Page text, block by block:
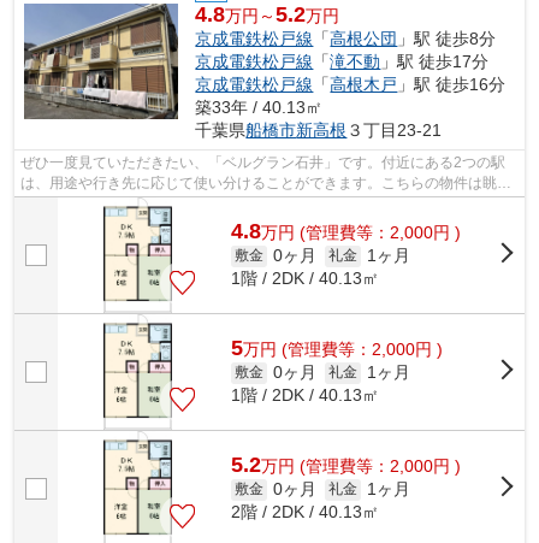
4.8万円～5.2万円
京成電鉄松戸線 「高根公団 」駅 徒歩8分
京成電鉄松戸線 「滝不動 」駅 徒歩17分
京成電鉄松戸線 「高根木戸 」駅 徒歩16分
築33年 / 40.13㎡
千葉県船橋市新高根 ３丁目23-21
ぜひ一度見ていただきたい、「ベルグラン石井」です。付近にある2つの駅
は、用途や行き先に応じて使い分けることができます。こちらの物件は眺望
良好です。こちらの物件はアパートです...
4.8万円 (管理費等：2,000円 )
敷金 0ヶ月 礼金
1ヶ月
1階 / 2DK / 40.13㎡
5万円 (管理費等：2,000円 )
敷金 0ヶ月 礼金
1ヶ月
1階 / 2DK / 40.13㎡
5.2万円 (管理費等：2,000円 )
敷金 0ヶ月 礼金
1ヶ月
2階 / 2DK / 40.13㎡